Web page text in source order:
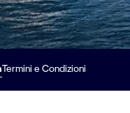
Termini e Condizioni